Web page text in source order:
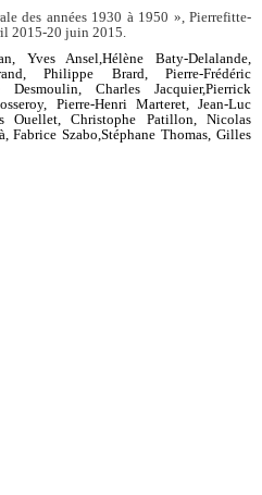
des années 1930 à 1950 », Pierrefitte-
2015-20 juin 2015.
Yves Ansel,Hélène Baty-Delalande,
Philippe Brard, Pierre-Frédéric
Desmoulin, Charles Jacquier,Pierrick
Pierre-Henri Marteret, Jean-Luc
Ouellet, Christophe Patillon, Nicolas
Fabrice Szabo,Stéphane Thomas, Gilles